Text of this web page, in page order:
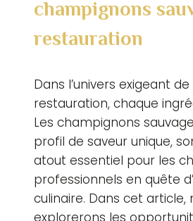
champignons
restauration
adlertruffes.com
Dans l’univers exigeant de
restauration, chaque
Les champignons
profil de saveur unique,
atout essentiel pour les
professionnels en quête
culinaire. Dans cet article,
explorerons les